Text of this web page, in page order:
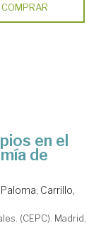
COMPRAR
en el
de
; Carrillo,
(CEPC). Madrid,